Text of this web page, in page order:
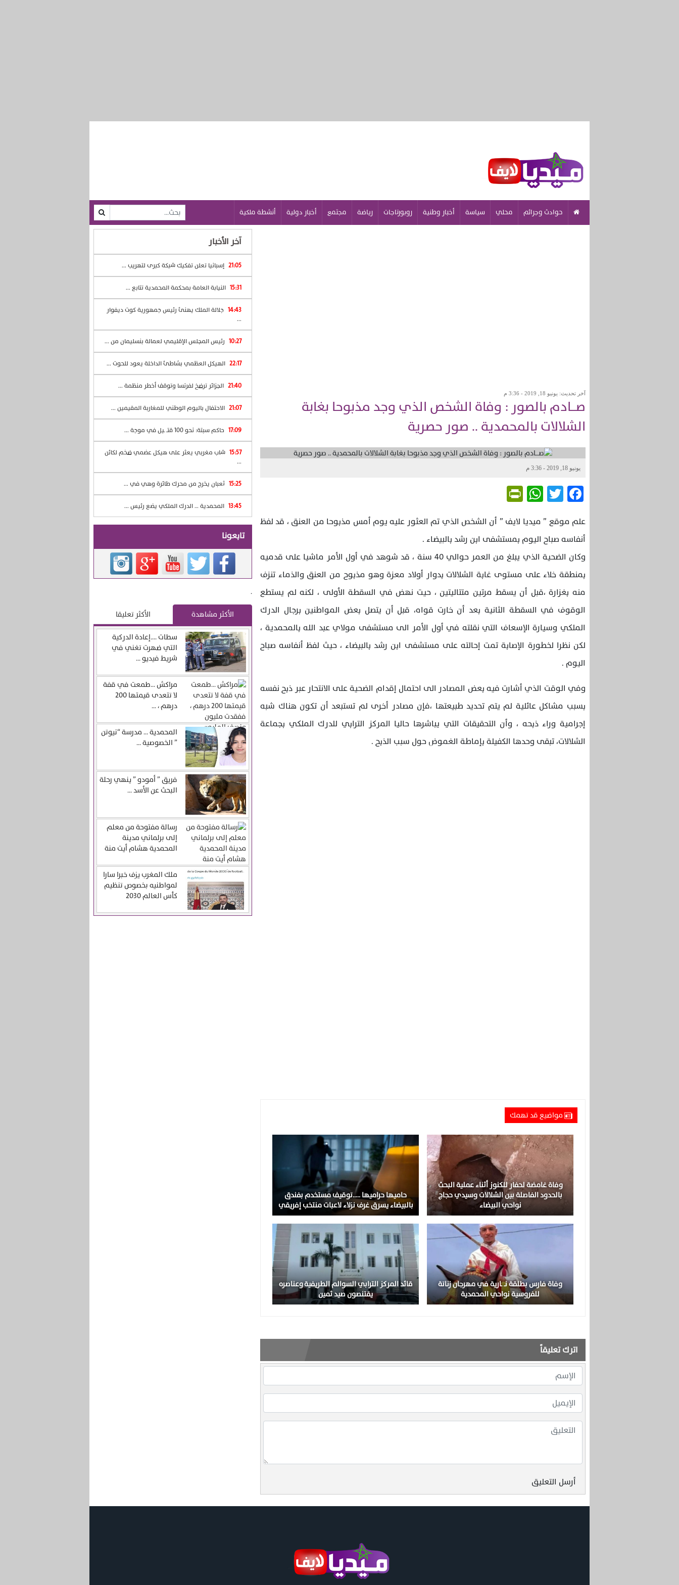
حوادث وجرائم محلي سياسة أخبار وطنية روبورتاجات رياضة مجتمع أخبار دولية أنشطة ملكية
آخر تحديث: يونيو 18, 2019 - 3:36 م
صـــادم بالصور : وفاة الشخص الذي وجد مذبوحا بغابة
الشلالات بالمحمدية .. صور حصرية
يونيو 18, 2019 - 3:36 م
Facebook
Twitter
WhatsApp
علم موقع ” ميديا لايف ” أن الشخص الذي تم العثور عليه يوم أمس مذبوحا من العنق ، قد لفظ
أنفاسه صباح اليوم بمستشفى ابن رشد بالبيضاء .
وكان الضحية الذي يبلغ من العمر حوالي 40 سنة ، قد شوهد في أول الأمر ماشيا على قدميه
بمنطقة خلاء على مستوى غابة الشلالات بدوار أولاد معزة وهو مذبوح من العنق والذماء تنزف
منه بغزارة ،قبل أن يسقط مرتين متتاليتين ، حيت نهض في السقطة الأولى ، لكنه لم يستطع
الوقوف في السقطة الثانية بعد أن خارت قواه، قبل أن يتصل بعض المواطنين برجال الدرك
الملكي وسيارة الإسعاف التي نقلته في أول الأمر الى مستشفى مولاي عبد الله بالمحمدية ،
لكن نظرا لخطورة الإصابة تمت إحالته على مستشفى ابن رشد بالبيضاء ، حيث لفظ أنفاسه صباح
اليوم .
وفي الوقت الذي أشارت فيه بعض المصادر الى احتمال إقدام الضحية على الانتحار عبر ذبح نفسه
بسبب مشاكل عائلية لم يتم تحديد طبيعتها ،فإن مصادر أخرى لم تستبعد أن تكون هناك شبه
إجرامية وراء ذبحه ، وأن التحقيقات التي يباشرها حاليا المركز الترابي للدرك الملكي بجماعة
الشلالات، تبقى وحدها الكفيلة بإماطة الغموض حول سبب الذبح .
مواضيع قد تهمك
وفاة غامضة لحفار للكنوز أثناء عملية البحث
بالحدود الفاصلة بين الشلالات وسيدي حجاج
نواحي البيضاء
حاميها حراميها …..توقيف مستخدم بفندق
بالبيضاء يسرق غرف نزلاء لاعبات منتخب إفريقي
وفاة فارس بطلقة نـ ـارية في مهرجان زناتة
للفروسية نواحي المحمدية
قائد المركز الترابي السوالم الطريفية وعناصره
يقتنصون صيد ثمين
اترك تعليقاً
أرسل التعليق
آخر الأخبار
21:05 إسبانيا تعلن تفكيك شبكة كبرى لتهريب ...
15:31 النيابة العامة بمحكمة المحمدية تتابع ...
14:43 جلالة الملك يهنئ رئيس جمهورية كوت ديفوار
...
10:27 رئيس المجلس الإقليمي لعمالة بنسليمان من ...
22:17 الهيكل العظمي بشاطئ الداخلة يعود للحوت ...
21:40 الجزائر ترضخ لفرنسا وتوقف أخطر منظمة ...
21:07 الاحتفال باليوم الوطني للمغاربة المقيمين ...
17:09 حاكم سبتة: نحو 100 قتــ ـيل في موجة ...
15:57 شاب مغربي يعثر على هيكل عضمي ضخم لكائن
...
15:25 ثعبان يخرج من محرك طائرة وهي في ...
13:45 المحمدية … الدرك الملكي يضع رئيس ...
تابعونا
.
الأكثر مشاهدة
الأكثر تعليقا
سطات ….إعادة الدركية
التي ضهرت تغني في
شريط فيديو ...
مراكش …طمعت في قفة
لا تتعدى قيمتها 200
درهم ، ...
المحمدية … مدرسة “نيوتن
” الخصوصية ...
فريق ” أمودو ” ينهي رحلة
البحث عن الأسد ...
رسالة مفتوحة من معلم
إلى برلماني مدينة
المحمدية هشام أيت منة
ملك المغرب يزف خبرا سارا
لمواطنيه بخصوص تنظيم
كأس العالم 2030